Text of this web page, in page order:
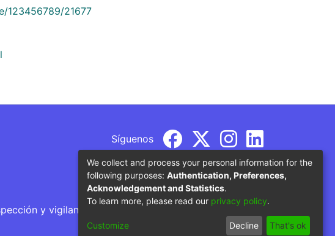
123456789/21677
Síguenos
y vigilancia por parte del Ministerio de Educación
We collect and process your personal information for the
following purposes: Authentication, Preferences,
Acknowledgement and Statistics.
To learn more, please read our privacy policy.
Customize Decline That's ok